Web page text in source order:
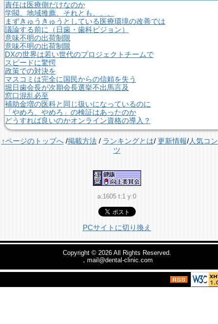
責任は医療側だけなのか
学閥、地域推薦、それとも、、、
まずきゅうきゅうとしている医療環境の改善では
議論する前に（日歯・歯科ビジョン）
意味不明の出荷制限
意味不明の出荷制限
DXの世界は若い世代のプロジェクトチームで
スピードに驚愕
政策での対決を
マスコミは完全に国民からの信頼を失う
堀日歯会長が次期会長選挙不出馬言及
窓口混乱必至
補助金増の医科と同じ扱いになっているのに
「やめろ、やめろ」の検証はあったのか
どうすれば良いのかオンライン資格の導入？
↑ページのトップへ/掲載方法/ ランキングとは/ 更新情報/人気コ
ツ
a:1605 t:1 y:0
PCサイトに切り換え
Copyright © 2026 All Rights Reserved.
，mail@dental-clinic.com